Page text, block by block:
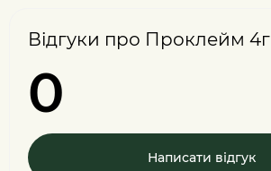
Відгуки про Проклейм 4г
0
Написати відгук